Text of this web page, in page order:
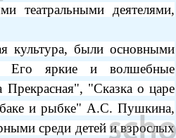
театральными деятелями,
культура, были основными
Его яркие и волшебные
Прекрасная", "Сказка о царе
и рыбке" А.С. Пушкина,
среди детей и взрослых